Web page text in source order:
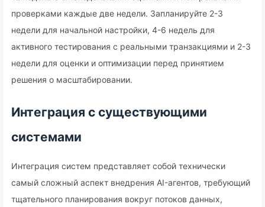
проверками каждые две недели. Запланируйте 2-3
недели для начальной настройки, 4-6 недель для
активного тестирования с реальными транзакциями и 2-3
недели для оценки и оптимизации перед принятием
решения о масштабировании.
Интеграция с существующими
системами
Интеграция систем представляет собой технически
самый сложный аспект внедрения AI-агентов, требующий
тщательного планирования вокруг потоков данных,